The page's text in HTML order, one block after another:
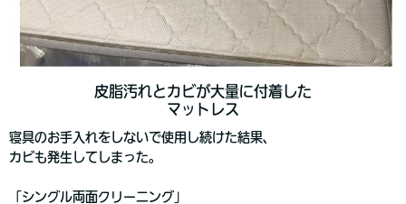
皮脂汚れとカビが大量に付着した
マットレス
寝具のお手入れをしないで使用し続けた結果、
カビも発生してしまった。
「シングル両面クリーニング」